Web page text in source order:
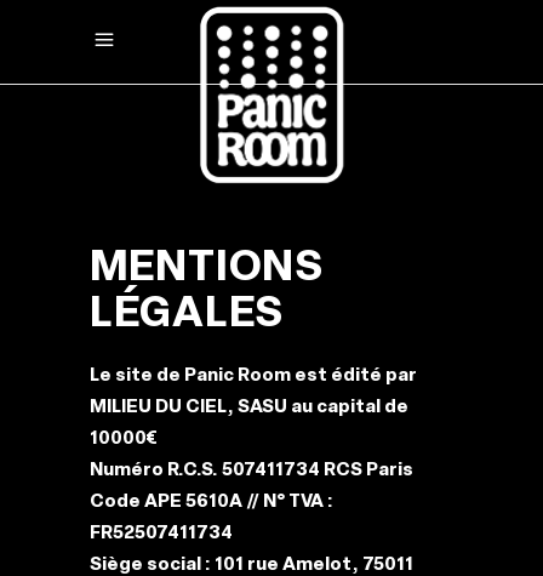
MENTIONS
LÉGALES
Le site de Panic Room est édité par
MILIEU DU CIEL, SASU au capital de
10000€
Numéro R.C.S. 507411734 RCS Paris
Code APE 5610A // N° TVA :
FR52507411734
Siège social : 101 rue Amelot, 75011